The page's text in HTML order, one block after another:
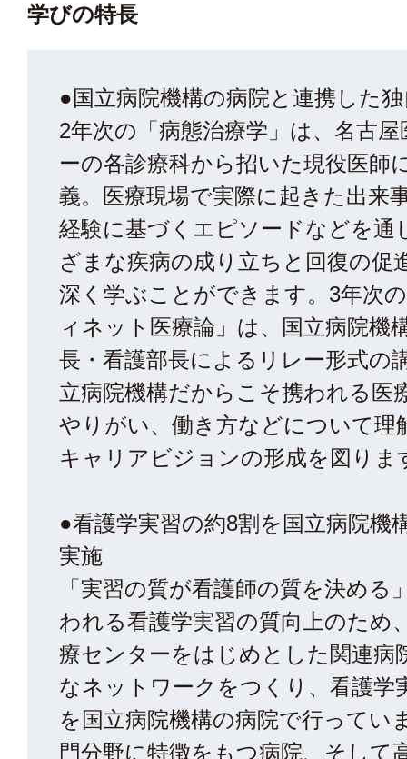
学びの特長
●国立病院機構の病院と連携した
2年次の「病態治療学」は、名古
ーの各診療科から招いた現役医師
義。医療現場で実際に起きた出来
経験に基づくエピソードなどを通
ざまな疾病の成り立ちと回復の促
深く学ぶことができます。3年次
ィネット医療論」は、国立病院機
長・看護部長によるリレー形式の
立病院機構だからこそ携われる医
やりがい、働き方などについて理
キャリアビジョンの形成を図りま
●看護学実習の約8割を国立病院機
実施
「実習の質が看護師の質を決める
われる看護学実習の質向上のため
療センターをはじめとした関連病
なネットワークをつくり、看護学
を国立病院機構の病院で行ってい
門分野に特徴をもつ病院、そして